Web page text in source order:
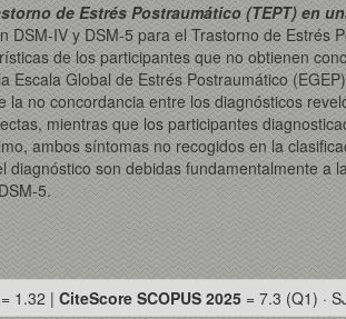
de Estrés Postraumático (TEPT) en
IV y DSM-5 para el Trastorno de
de los participantes que no obtienen
Global de Estrés Postraumático
la no concordancia entre los diagnósticos
mientras que los participantes
ambos síntomas no recogidos en la
son debidas fundamentalmente
5.
1.32 | CiteScore SCOPUS 2025 = 7.3 (Q1) ·